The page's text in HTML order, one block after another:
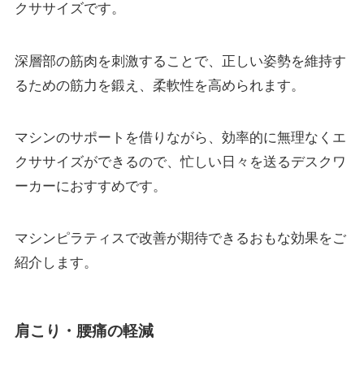
クササイズです。
深層部の筋肉を刺激することで、正しい姿勢を維持す
るための筋力を鍛え、柔軟性を高められます。
マシンのサポートを借りながら、効率的に無理なくエ
クササイズができるので、忙しい日々を送るデスクワ
ーカーにおすすめです。
マシンピラティスで改善が期待できるおもな効果をご
紹介します。
肩こり・腰痛の軽減